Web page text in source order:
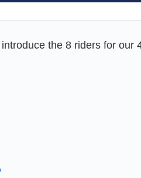
the 8 riders for